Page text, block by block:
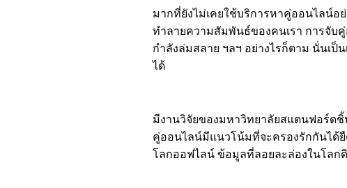
มากที่ยังไม่เคยใช้บริการหาคู่ออนไลน์อ
ทำลายความสัมพันธ์ของคนเรา การจับ
กำลังล่มสลาย ฯลฯ อย่างไรก็ตาม นั่นเป็
ได้
มีงานวิจัยของมหาวิทยาลัยสแตนฟอร์ด
คู่ออนไลน์มีแนวโน้มที่จะครองรักกันได้
โลกออฟไลน์ ข้อมูลที่ลอยละล่องในโลก